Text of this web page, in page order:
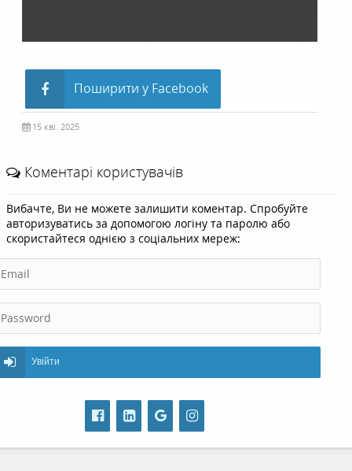
Поширити у Facebook
15 кві. 2025
Коментарі користувачів
Вибачте, Ви не можете залишити коментар. Спробуйте
авторизуватись за допомогою логіну та паролю або
скористайтеся однією з соціальних мереж:
Увійти